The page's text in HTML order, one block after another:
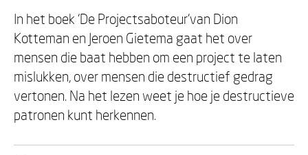
In het boek ‘De Projectsaboteur’van Dion
Kotteman en Jeroen Gietema gaat het over
mensen die baat hebben om een project te laten
mislukken, over mensen die destructief gedrag
vertonen. Na het lezen weet je hoe je destructieve
patronen kunt herkennen.